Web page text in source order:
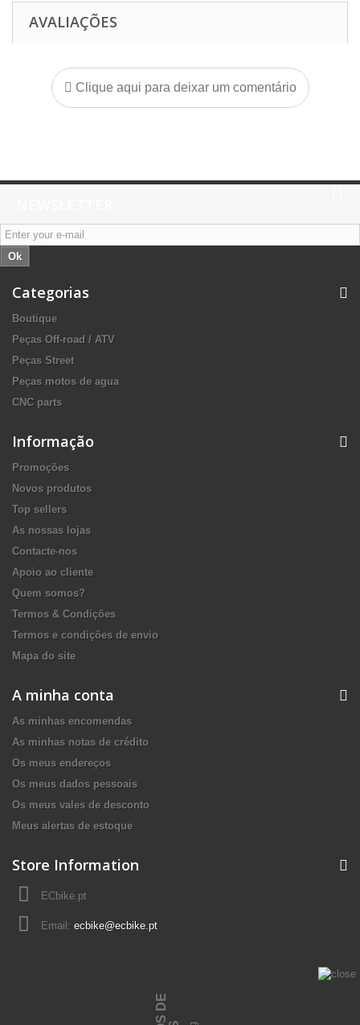
AVALIAÇÕES
Clique aqui para deixar um comentário
Ok
Categorias
Boutique
Peças Off-road / ATV
Peças Street
Peças motos de agua
CNC parts
Informação
Promoções
Novos produtos
Top sellers
As nossas lojas
Contacte-nos
Apoio ao cliente
Quem somos?
Termos & Condições
Termos e condições de envio
Mapa do site
A minha conta
As minhas encomendas
As minhas notas de crédito
Os meus endereços
Os meus dados pessoais
Os meus vales de desconto
Meus alertas de estoque
Store Information
ECbike.pt
Email: ecbike@ecbike.pt